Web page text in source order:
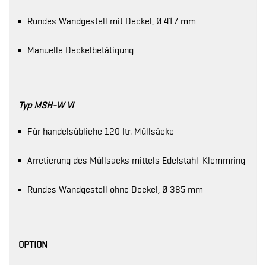
Rundes Wandgestell mit Deckel, Ø 417 mm
Manuelle Deckelbetätigung
Typ MSH-W VI
Für handelsübliche 120 ltr. Müllsäcke
Arretierung des Müllsacks mittels Edelstahl-Klemmring
Rundes Wandgestell ohne Deckel, Ø 385 mm
OPTION